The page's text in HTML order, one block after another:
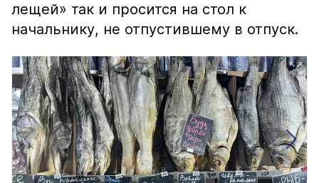
лещей» так и просится на стол к
начальнику, не отпустившему в отпуск.